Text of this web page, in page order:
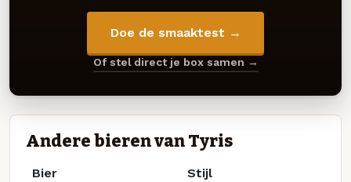
Doe de smaaktest →
Of stel direct je box samen →
Andere bieren van Tyris
Bier Stijl